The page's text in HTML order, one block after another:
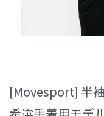
[Movesport] 半